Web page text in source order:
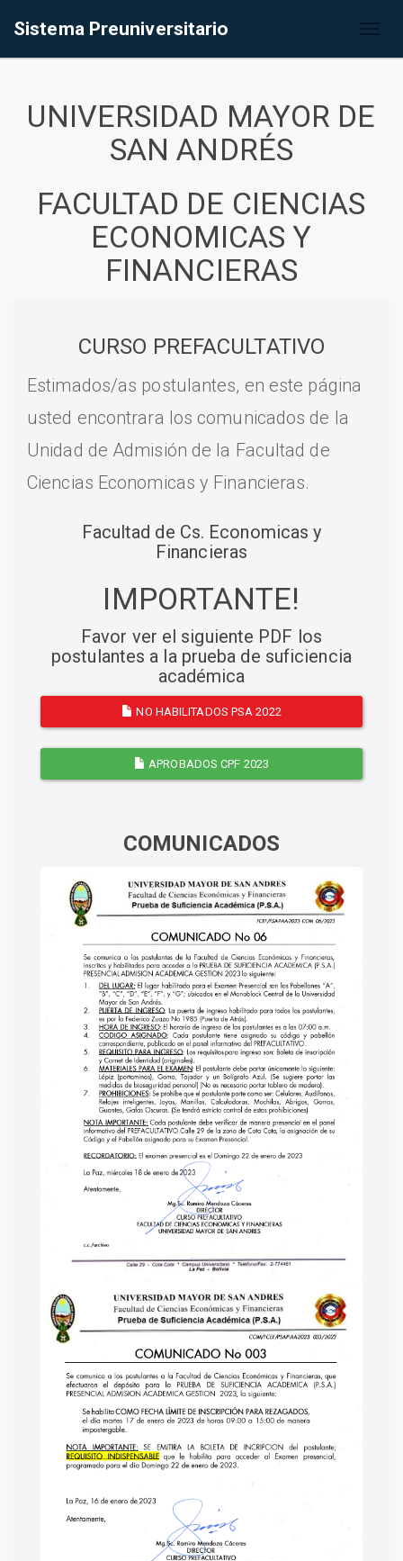
Sistema Preuniversitario
UNIVERSIDAD MAYOR DE
SAN ANDRÉS
FACULTAD DE CIENCIAS
ECONOMICAS Y
FINANCIERAS
CURSO PREFACULTATIVO
Estimados/as postulantes, en este página
usted encontrara los comunicados de la
Unidad de Admisión de la Facultad de
Ciencias Economicas y Financieras.
Facultad de Cs. Economicas y
Financieras
IMPORTANTE!
Favor ver el siguiente PDF los
postulantes a la prueba de suficiencia
académica
NO HABILITADOS PSA 2022
APROBADOS CPF 2023
COMUNICADOS